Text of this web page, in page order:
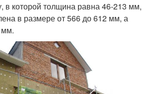
в которой толщина равна 46-213 мм,
в размере от 566 до 612 мм, а
мм.